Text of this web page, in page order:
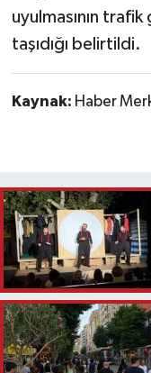
uyulmasının
taşıdığı belirtildi.
Kaynak: Haber